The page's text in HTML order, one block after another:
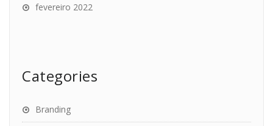
fevereiro 2022
Categories
Branding